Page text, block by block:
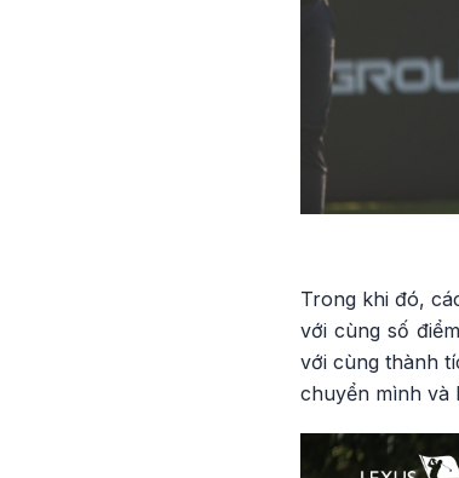
Trong khi đó,
với cùng số
với cùng thành
chuyển mình và